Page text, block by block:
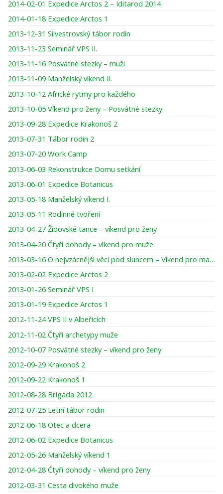
2014-02-01 Expedice Arctos 2 – Iditarod 2014
2014-01-18 Expedice Arctos 1
2013-12-31 Silvestrovský tábor rodin
2013-11-23 Seminář VPS II.
2013-11-16 Posvátné stezky – muži
2013-11-09 Manželský víkend II.
2013-10-12 Africké rytmy pro každého
2013-10-05 Víkend pro ženy – Posvátné stezky
2013-09-28 Expedice Krakonoš 2
2013-07-31 Tábor rodin 2
2013-07-20 Work Camp
2013-06-03 Rekonstrukce Domu setkání
2013-06-01 Expedice Botanicus
2013-05-18 Manželský víkend I.
2013-05-11 Rodinné tvoření
2013-04-27 Židovské tance – víkend pro ženy
2013-04-20 Čtyři dohody – víkend pro muže
2013-03-16 O nejvzácnější věci pod sluncem – Víkend pro maminky a dcery
2013-02-02 Expedice Arctos 2
2013-01-26 Seminář VPS I
2013-01-19 Expedice Arctos 1
2012-11-24 VPS II v Albeřicích
2012-11-02 Čtyři archetypy muže
2012-10-07 Posvátné stezky – víkend pro ženy
2012-09-29 Krakonoš 2
2012-09-22 Krakonoš 1
2012-08-28 Brigáda 2012
2012-07-25 Letní tábor rodin
2012-06-18 Otec a dcera
2012-06-02 Expedice Botanicus
2012-05-26 Manželský víkend 1
2012-04-28 Čtyři dohody – víkend pro ženy
2012-03-31 Cesta divokého muže